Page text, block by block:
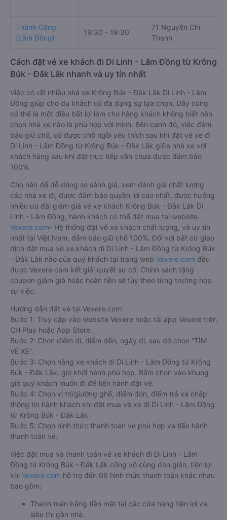
Thành Công
(Lâm Đồng)
19:30 - 19:30
71 Nguyễn Chí
Thanh
Cách đặt vé xe khách đi Di Linh - Lâm Đồng từ Krông
Búk - Đắk Lắk nhanh và uy tín nhất
Việc có rất nhiều nhà xe Krông Búk - Đắk Lắk Di Linh - Lâm
Đồng giúp cho du khách có đa dạng sự lựa chọn. Đây cũng
có thể là một điều bất lợi làm cho hàng khách không biết nên
chọn nhà xe nào là phù hợp với mình. Bên cạnh đó, việc đảm
bảo giữ chỗ, có được chỗ ngồi yêu thích sau khi đặt vé xe đi
Di Linh - Lâm Đồng từ Krông Búk - Đắk Lắk giữa nhà xe với
khách hàng sau khi đặt trực tiếp vẫn chưa được đảm bảo
100%.
Cho nên để dễ dàng so sánh giá, xem đánh giá chất lượng
các nhà xe đi, được đảm bảo quyền lợi cao nhất, được hưởng
nhiều ưu đãi giảm giá vé xe khách Krông Búk - Đắk Lắk Di
Linh - Lâm Đồng, hành khách có thể đặt mua tại website
Vexere.com- Hệ thống đặt vé xe khách chất lượng, và uy tín
nhất tại Việt Nam, đảm bảo giữ chỗ 100%. Đối với bất cứ giao
dịch đặt mua vé xe khách đi Di Linh - Lâm Đồng từ Krông Búk
- Đắk Lắk nào của quý khách tại trang web Vexere.com đều
được Vexere cam kết giải quyết sự cố. Chính sách tặng
coupon giảm giá hoặc hoàn tiền sẽ tùy theo từng trường hợp
sự việc.
Hướng dẫn đặt vé tại Vexere.com:
Bước 1: Truy cập vào website Vexere hoặc tải app Vexere trên
CH Play hoặc App Store.
Bước 2: Chọn điểm đi, điểm đến, ngày đi, sau đó chọn “TÌM
VÉ XE”.
Bước 3: Chọn hãng xe khách đi Di Linh - Lâm Đồng từ Krông
Búk - Đắk Lắk, giờ khởi hành phù hợp. Bấm chọn vào khung
giờ quý khách muốn đi để tiến hành đặt vé.
Bước 4: Chọn vị trí/giường ghế, điểm đón, điểm trả và nhập
thông tin hành khách khi đặt mua vé xe đi Di Linh - Lâm Đồng
từ Krông Búk - Đắk Lắk
Bước 5: Chọn hình thức thanh toán vé phù hợp và tiến hành
thanh toán vé.
Việc đặt mua và thanh toán vé xe khách đi Di Linh - Lâm
Đồng từ Krông Búk - Đắk Lắk cũng vô cùng đơn giản, tiện lợi
khi Vexere.com hỗ trợ đến 06 hình thức thanh toán khác nhau
bao gồm:
Thanh toán bằng tiền mặt tại các cửa hàng tiện lợi và
siêu thị gần nhà.